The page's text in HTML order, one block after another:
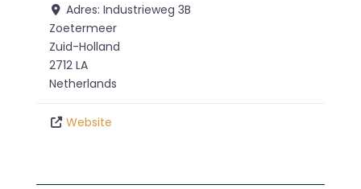
Adres:Industrieweg 3B
Zoetermeer
Zuid-Holland
2712 LA
Netherlands
Website